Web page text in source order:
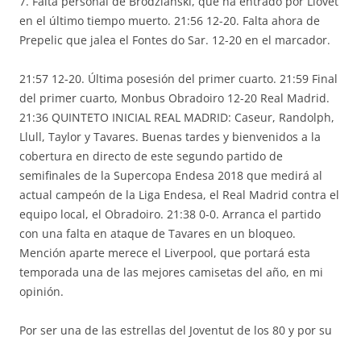
en el último tiempo muerto. 21:56 12-20. Falta ahora de
Prepelic que jalea el Fontes do Sar. 12-20 en el marcador.
21:57 12-20. Última posesión del primer cuarto. 21:59 Final
del primer cuarto, Monbus Obradoiro 12-20 Real Madrid.
21:36 QUINTETO INICIAL REAL MADRID: Caseur, Randolph,
Llull, Taylor y Tavares. Buenas tardes y bienvenidos a la
cobertura en directo de este segundo partido de
semifinales de la Supercopa Endesa 2018 que medirá al
actual campeón de la Liga Endesa, el Real Madrid contra el
equipo local, el Obradoiro. 21:38 0-0. Arranca el partido
con una falta en ataque de Tavares en un bloqueo.
Mención aparte merece el Liverpool, que portará esta
temporada una de las mejores camisetas del año, en mi
opinión.
Por ser una de las estrellas del Joventut de los 80 y por su